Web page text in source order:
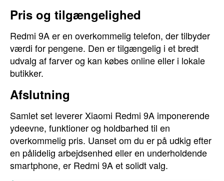
Pris og tilgængelighed
Redmi 9A er en overkommelig telefon, der tilbyder
værdi for pengene. Den er tilgængelig i et bredt
udvalg af farver og kan købes online eller i lokale
butikker.
Afslutning
Samlet set leverer Xiaomi Redmi 9A imponerende
ydeevne, funktioner og holdbarhed til en
overkommelig pris. Uanset om du er på udkig efter
en pålidelig arbejdsenhed eller en underholdende
smartphone, er Redmi 9A et solidt valg.